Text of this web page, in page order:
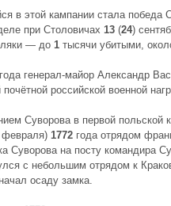
в этой кампании стала победа
при Столовичах 13 (24)
— до 1 тысячи убитыми,
года генерал-майор Александр
российской военной
Суворова в первой польской
февраля) 1772 года отрядом
Суворова на посту командира
с небольшим отрядом к
осаду замка.